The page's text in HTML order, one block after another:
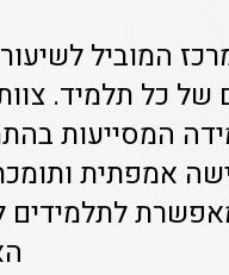
המוביל
של כל תלמיד.
המסייעות
אמפתית
לתלמידים